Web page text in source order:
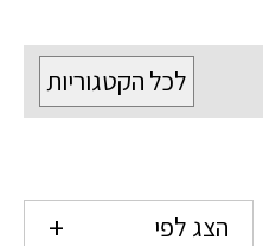
לכל הקטגוריות
הצג לפי